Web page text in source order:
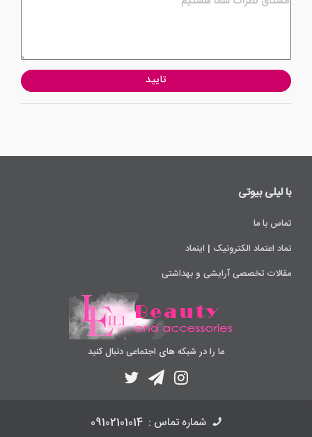
تایید
با لیلی ‌بیوتی
تماس با ما
نماد اعتماد الکترونیک | اینماد
مقالات تخصصی آرایشی و بهداشتی
ما را در شبکه های اجتماعی دنبال کنید
شماره تماس : 09102101014